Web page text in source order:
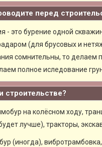
перед
это бурение одной
(для брусовых и
сомнительны, то
полное иследование
строительстве?
на колёсном ходу,
лучше), тракторы,
(иногда),